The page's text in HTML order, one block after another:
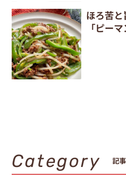
ほろ苦
「ピー
Category 記